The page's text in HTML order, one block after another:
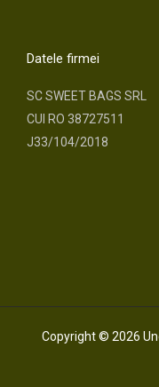
Datele firmei
SC SWEET BAGS SRL
CUI RO 38727511
J33/104/2018
Copyright © 2026